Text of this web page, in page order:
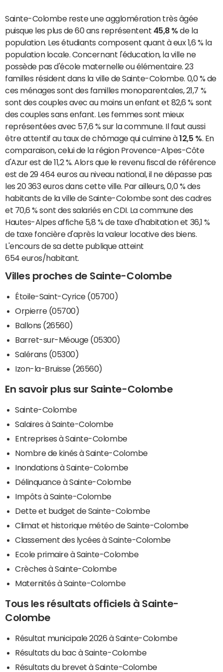
Sainte-Colombe reste une agglomération très âgée
puisque les plus de 60 ans représentent 45,8 % de la
population. Les étudiants composent quant à eux 1,6 % la
population locale. Concernant l'éducation, la ville ne
possède pas d'école maternelle ou élémentaire. 23
familles résident dans la ville de Sainte-Colombe. 0,0 % de
ces ménages sont des familles monoparentales, 21,7 %
sont des couples avec au moins un enfant et 82,6 % sont
des couples sans enfant. Les femmes sont mieux
représentées avec 57,6 % sur la commune. Il faut aussi
être attentif au taux de chômage qui culmine à12,5 % . En
comparaison, celui de la région Provence-Alpes-Côte
d'Azur est de 11,2 %. Alors que le revenu fiscal de référence
est de 29 464 euros au niveau national, il ne dépasse pas
les 20 363 euros dans cette ville. Par ailleurs, 0,0 % des
habitants de la ville de Sainte-Colombe sont des cadres
et 70,6 % sont des salariés en CDI. La commune des
Hautes-Alpes affiche 5,8 % de taxe d'habitation et 36,1 %
de taxe foncière d'après la valeur locative des biens.
L'encours de sa dette publique atteint
654 euros/habitant.
Villes proches de Sainte-Colombe
Étoile-Saint-Cyrice (05700)
Orpierre (05700)
Ballons (26560)
Barret-sur-Méouge (05300)
Salérans (05300)
Izon-la-Bruisse (26560)
En savoir plus sur Sainte-Colombe
Sainte-Colombe
Salaires à Sainte-Colombe
Entreprises à Sainte-Colombe
Nombre de kinés à Sainte-Colombe
Inondations à Sainte-Colombe
Délinquance à Sainte-Colombe
Impôts à Sainte-Colombe
Dette et budget de Sainte-Colombe
Climat et historique météo de Sainte-Colombe
Classement des lycées à Sainte-Colombe
Ecole primaire à Sainte-Colombe
Crèches à Sainte-Colombe
Maternités à Sainte-Colombe
Tous les résultats officiels à Sainte-
Colombe
Résultat municipale 2026 à Sainte-Colombe
Résultats du bac à Sainte-Colombe
Résultats du brevet à Sainte-Colombe